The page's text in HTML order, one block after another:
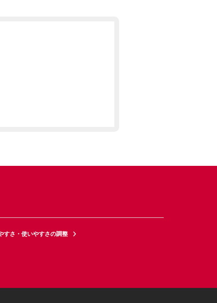
すさ・使いやすさの調整